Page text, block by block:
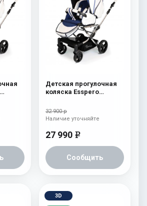
Детская прогулочная
коляска Esspero
Ocean
32 900 р
27 990 e
Сообщить
Наличие уточняйте
3D